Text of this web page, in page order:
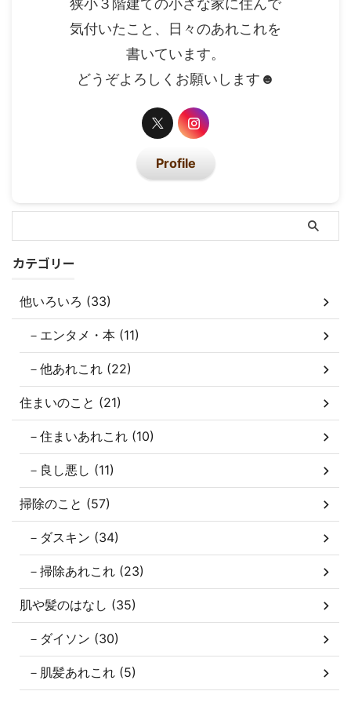
狭小３階建ての小さな家に住んで
気付いたこと、日々のあれこれを
書いています。
どうぞよろしくお願いします☻
Profile
カテゴリー
他いろいろ (33)
－エンタメ・本 (11)
－他あれこれ (22)
住まいのこと (21)
－住まいあれこれ (10)
－良し悪し (11)
掃除のこと (57)
－ダスキン (34)
－掃除あれこれ (23)
肌や髪のはなし (35)
－ダイソン (30)
－肌髪あれこれ (5)